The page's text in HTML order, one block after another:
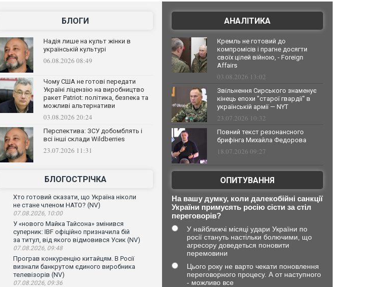
БЛОГИ
Надія лише на культ жінки в
українській культурі
06.08.2026 08:49
Чому США не готові передати
Україні ліцензію на виробництво
ракет Patriot: політика, безпека та
можливі альтернативи
03.08.2026 20:24
Перспектива: ЗСУ добомблять і
всі інші склади Wildberries
23.07.2026 11:31
БЛОГОСТРІЧКА
Хто готовий сказати, що Україна ніколи
не стане членом НАТО? (NV)
07.08.2026, 10:00
У «нового Майка Тайсона» змінився
суперник: IBF офіційно призначила бій
за титул, від якого відмовився Усик (NV)
07.08.2026, 09:48
Програв конкуренцію китайцям. В Росії
визнали банкрутом єдиного виробника
телевізорів (NV)
07.08.2026, 09:36
АНАЛІТИКА
Кремль не готовий до
компромісів і прагне досягти
своїх цілей війною, - Foreign
Affairs
03.08.2026 13:02
Звільнення Сирського знаменує
кінець епохи "старої гвардії" в
українській армії — NYT
23.07.2026 10:32
Повний текст резонансного
брифінга Михайла Федорова
18.07.2026 09:27
ОПИТУВАННЯ
На вашу думку, коли далекобійні санкції
України примусять росію сісти за стіл
переговорів?
У найближчі місяці удари України по
росії стануть настільки болючими, що
агресору доведеться поновити
перемовини
Цього року не варто чекати поновлення
переговорного процесу. А от наступного
- можливо все